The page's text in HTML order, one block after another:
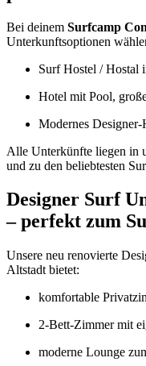
Bei deinem Surfcamp
Unterkunftsoptionen
Surf Hostel / Hostal
Hotel mit Pool,
Modernes
Alle Unterkünfte liegen in
und zu den beliebtesten
Designer Surf
– perfekt zum
Unsere neu renovierte
Altstadt bietet:
komfortable
2-Bett-Zimmer mit
moderne Lounge